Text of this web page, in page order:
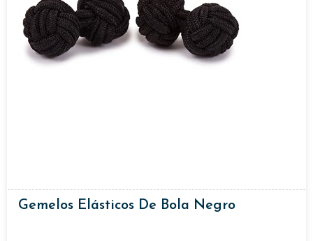
Gemelos Elásticos De Bola Negro